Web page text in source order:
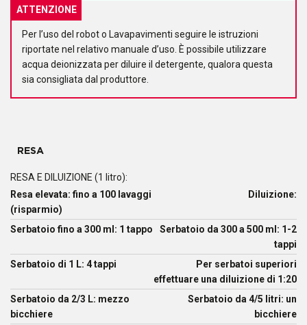
ATTENZIONE
Per l’uso del robot o Lavapavimenti seguire le istruzioni
riportate nel relativo manuale d’uso. È possibile utilizzare
acqua deionizzata per diluire il detergente, qualora questa
sia consigliata dal produttore.
RESA
RESA E DILUIZIONE (1 litro):
Resa elevata: fino a 100 lavaggi
(risparmio)
Diluizione:
Serbatoio fino a 300 ml: 1 tappo
Serbatoio da 300 a 500 ml: 1-2
tappi
Serbatoio di 1 L: 4 tappi
Per serbatoi superiori
effettuare una diluizione di 1:20
Serbatoio da 2/3 L: mezzo
bicchiere
Serbatoio da 4/5 litri: un
bicchiere